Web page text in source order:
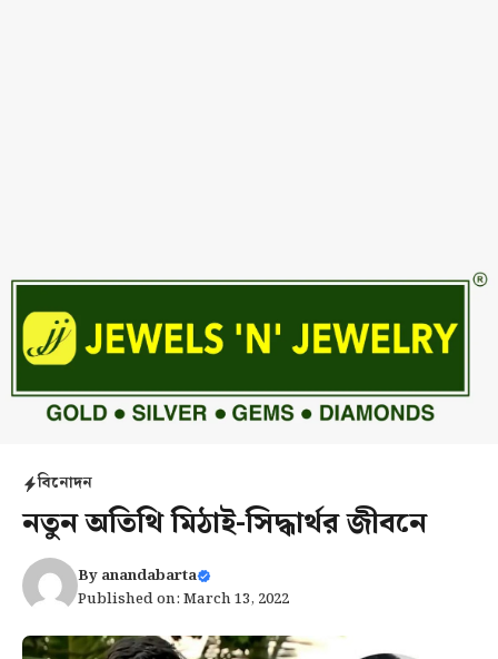
বিনোদন
নতুন অতিথি মিঠাই-সিদ্ধার্থর জীবনে
Byanandabarta
Published on: March 13, 2022